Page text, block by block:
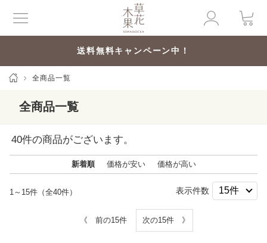
送料無料キャンペーン中！
全商品一覧
全商品一覧
40件の商品がございます。
新着順 価格が安い 価格が高い
1～15件（全40件） 表示件数
《 前の15件 次の15件 》